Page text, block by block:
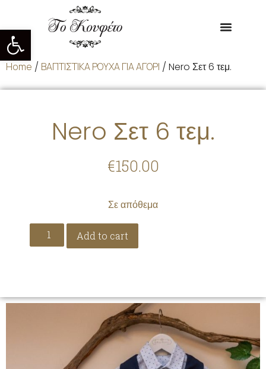
Ανοίξτε τη γραμμή εργαλείων
Home / ΒΑΠΤΙΣΤΙΚΑ ΡΟΥΧΑ ΓΙΑ ΑΓΟΡΙ / Nero Σετ 6 τεμ.
Nero Σετ 6 τεμ.
€150.00
Σε απόθεμα
Add to cart